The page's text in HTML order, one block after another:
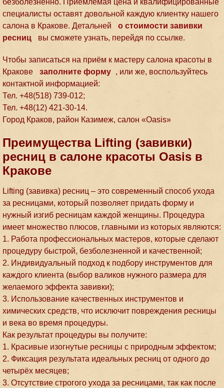
безболезненно. Приемлемая цена и квалифицированные
специалисты оставят довольной каждую клиентку нашего
салона в Кракове. Детальней
о стоимости завивки
ресниц
вы сможете узнать, перейдя по ссылке.
Чтобы записаться на приём к мастеру салона красоты в
Кракове
заполните форму , или же, воспользуйтесь
контактной информацией:
Тел. +48(518) 739-012;
Тел. +48(12) 421-30-14.
Город Краков, район Казимеж, салон «Oasis»
Преимущества Lifting (завивки)
ресниц в салоне красоты Oasis в
Кракове
Lifting (завивка) ресниц – это современный способ ухода
за ресницами, который позволяет придать форму и
нужный изгиб ресницам каждой женщины. Процедура
имеет множество плюсов, главными из которых являются:
1. Работа профессиональных мастеров, которые сделают
процедуру быстрой, безболезненной и качественной;
2. Индивидуальный подход к подбору инструментов для
каждого клиента (выбор валиков нужного размера для
желаемого эффекта завивки);
3. Использование качественных инструментов и
химических средств, что исключит повреждения ресницы
и века во время процедуры.
Как результат процедуры вы получите:
1. Красивые изогнутые ресницы с природным эффектом;
2. Фиксация результата идеальных ресниц от одного до
четырёх месяцев;
3. Отсутствие строгого ухода за ресницами, так как после